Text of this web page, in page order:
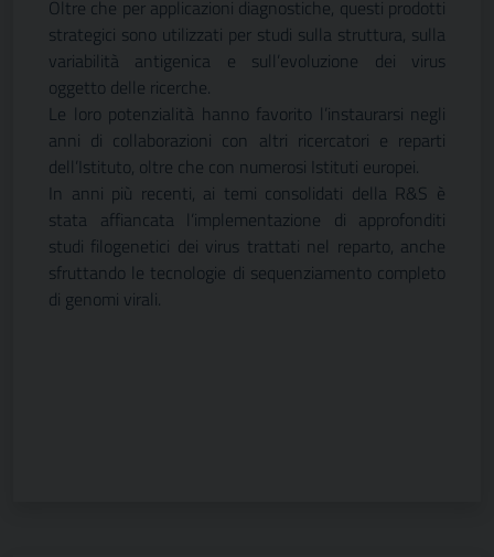
Oltre che per applicazioni diagnostiche, questi prodotti
strategici sono utilizzati per studi sulla struttura, sulla
variabilità antigenica e sull’evoluzione dei virus
oggetto delle ricerche.
Le loro potenzialità hanno favorito l’instaurarsi negli
anni di collaborazioni con altri ricercatori e reparti
dell’Istituto, oltre che con numerosi Istituti europei.
In anni più recenti, ai temi consolidati della R&S è
stata affiancata l’implementazione di approfonditi
studi filogenetici dei virus trattati nel reparto, anche
sfruttando le tecnologie di sequenziamento completo
di genomi virali.